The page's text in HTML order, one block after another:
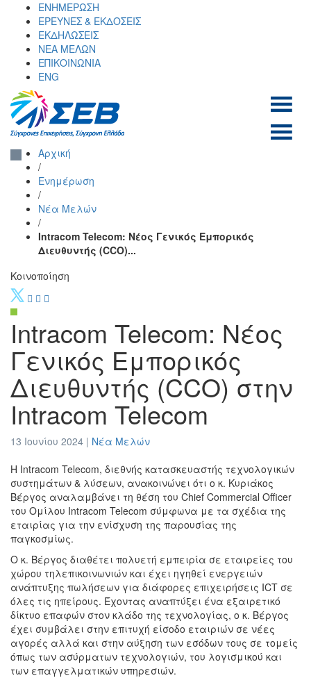
content
ΕΝΗΜΕΡΩΣΗ
ΕΡΕΥΝΕΣ & ΕΚΔΟΣΕΙΣ
ΕΚΔΗΛΩΣΕΙΣ
ΝΕΑ ΜΕΛΩΝ
ΕΠΙΚΟΙΝΩΝΙΑ
ENG
επιχειρήσεων και
βιομηχανιών
Αρχική
/
Ενημέρωση
/
Νέα Μελών
/
Intracom Telecom: Νέος Γενικός Εμπορικός
Διευθυντής (CCO)...
Κοινοποίηση
Intracom Telecom: Νέος
Γενικός Εμπορικός
Διευθυντής (CCO) στην
Intracom Telecom
13 Ιουνίου 2024 | Νέα Μελών
Η Intracom Telecom, διεθνής κατασκευαστής τεχνολογικών
συστημάτων & λύσεων, ανακοινώνει ότι ο κ. Κυριάκος
Βέργος αναλαμβάνει τη θέση του Chief Commercial Officer
του Ομίλου Intracom Telecom σύμφωνα με τα σχέδια της
εταιρίας για την ενίσχυση της παρουσίας της
παγκοσμίως.
Ο κ. Βέργος διαθέτει πολυετή εμπειρία σε εταιρείες του
χώρου τηλεπικοινωνιών και έχει ηγηθεί ενεργειών
ανάπτυξης πωλήσεων για διάφορες επιχειρήσεις ICT σε
όλες τις ηπείρους. Έχοντας αναπτύξει ένα εξαιρετικό
δίκτυο επαφών στον κλάδο της τεχνολογίας, ο κ. Βέργος
έχει συμβάλει στην επιτυχή είσοδο εταιριών σε νέες
αγορές αλλά και στην αύξηση των εσόδων τους σε τομείς
όπως των ασύρματων τεχνολογιών, του λογισμικού και
των επαγγελματικών υπηρεσιών.